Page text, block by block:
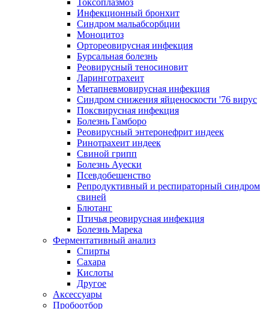
Токсоплазмоз
Инфекционный бронхит
Синдром мальабсорбции
Моноцитоз
Ортореовирусная инфекция
Бурсальная болезнь
Реовирусный теносиновит
Ларинготрахеит
Метапневмовирусная инфекция
Синдром снижения яйценоскости '76 вирус
Поксвирусная инфекция
Болезнь Гамборо
Реовирусный энтеронефрит индеек
Ринотрахеит индеек
Свиной грипп
Болезнь Ауески
Псевдобешенство
Репродуктивный и респираторный синдром
свиней
Блютанг
Птичья реовирусная инфекция
Болезнь Марека
Ферментативный анализ
Спирты
Сахара
Кислоты
Другое
Аксессуары
Пробоотбор